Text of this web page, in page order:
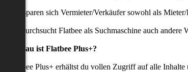
uns sparen sich Vermieter/Verkäufer sowohl als
durchsucht Flatbee als Suchmaschine auch
genau ist Flatbee Plus+?
Flatbee Plus+ erhältst du vollen Zugriff auf alle